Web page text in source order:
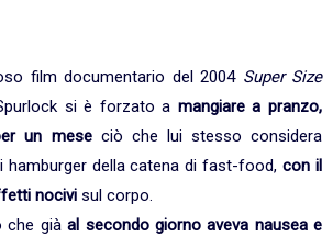
film documentario del 2004 Super Size
si è forzato a mangiare a pranzo,
un meseciò che lui stesso considera
hamburger della catena di fast-food,con il
nocivi sul corpo.
che giàal secondo giorno aveva nausea e